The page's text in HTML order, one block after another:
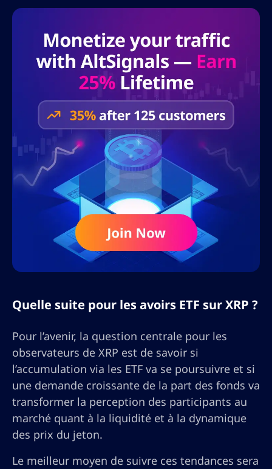
Quelle suite pour les avoirs ETF sur XRP ?
Pour l’avenir, la question centrale pour les
observateurs de XRP est de savoir si
l’accumulation via les ETF va se poursuivre et si
une demande croissante de la part des fonds va
transformer la perception des participants au
marché quant à la liquidité et à la dynamique
des prix du jeton.
Le meilleur moyen de suivre ces tendances sera